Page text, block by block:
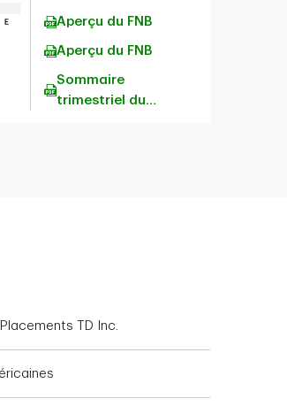
Aperçu du FNB
Aperçu du FNB
Sommaire
trimestriel du
TD Inc.